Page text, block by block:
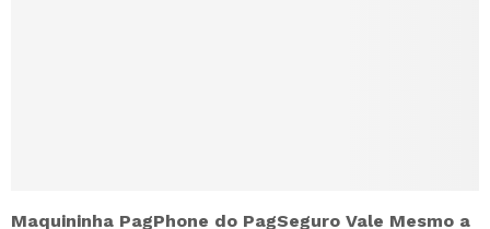
Maquininha PagPhone do PagSeguro Vale Mesmo a